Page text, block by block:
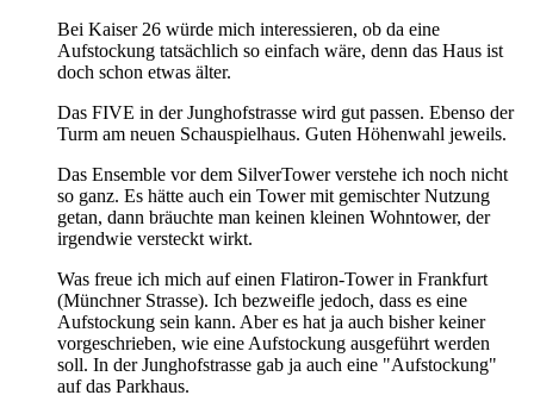
Bei Kaiser 26 würde mich interessieren, ob da eine
Aufstockung tatsächlich so einfach wäre, denn das Haus ist
doch schon etwas älter.
Das FIVE in der Junghofstrasse wird gut passen. Ebenso der
Turm am neuen Schauspielhaus. Guten Höhenwahl jeweils.
Das Ensemble vor dem SilverTower verstehe ich noch nicht
so ganz. Es hätte auch ein Tower mit gemischter Nutzung
getan, dann bräuchte man keinen kleinen Wohntower, der
irgendwie versteckt wirkt.
Was freue ich mich auf einen Flatiron-Tower in Frankfurt
(Münchner Strasse). Ich bezweifle jedoch, dass es eine
Aufstockung sein kann. Aber es hat ja auch bisher keiner
vorgeschrieben, wie eine Aufstockung ausgeführt werden
soll. In der Junghofstrasse gab ja auch eine "Aufstockung"
auf das Parkhaus.